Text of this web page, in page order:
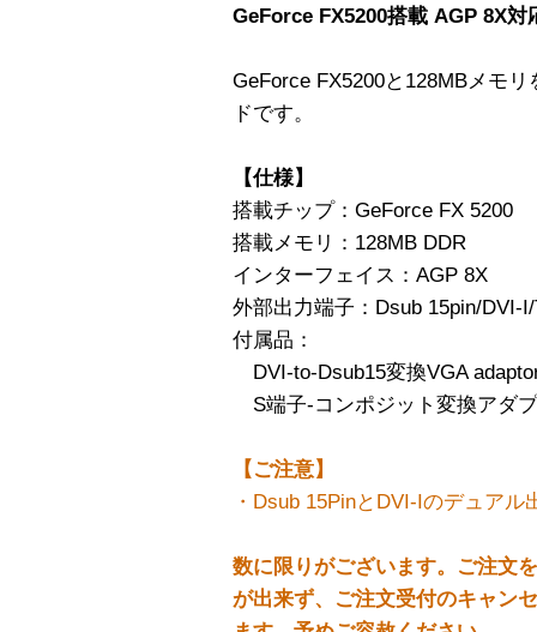
GeForce FX5200搭載 AGP 8X対
GeForce FX5200と128MBメモ
ドです。
【仕様】
搭載チップ：GeForce FX 5200
搭載メモリ：128MB DDR
インターフェイス：AGP 8X
外部出力端子：Dsub 15pin/DVI-
付属品：
DVI-to-Dsub15変換VGA
S端子-コンポジット変換アダ
【ご注意】
・Dsub 15PinとDVI-Iのデュアル
数に限りがございます。ご注文
が出来ず、ご注文受付のキャン